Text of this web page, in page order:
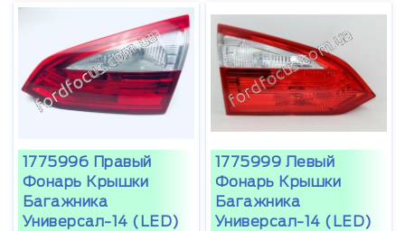
1775996 Правый
Фонарь Крышки
Багажника
Универсал-14 (LED)
1775999 Левый
Фонарь Крышки
Багажника
Универсал-14 (LED)